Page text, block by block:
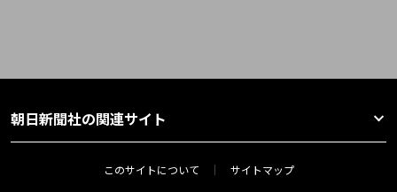
朝日新聞社の関連サイト
このサイトについて サイトマップ